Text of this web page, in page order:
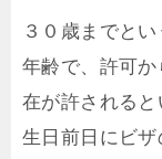
３０歳までと
年齢で、許可
在が許される
生日前日にビ